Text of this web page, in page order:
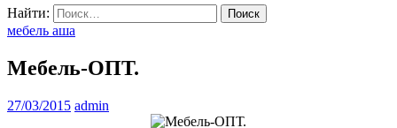
Найти:
мебель аша
Мебель-ОПТ.
27/03/2015 admin